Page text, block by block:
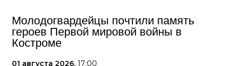
Молодогвардейцы почтили память
героев Первой мировой войны в
Костроме
01 августа 2026, 17:00